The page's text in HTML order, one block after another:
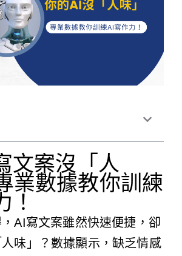
文案沒「人
業數據教你訓練
！
AI寫文案雖然快速便捷，卻
味」？數據顯示，缺乏情感